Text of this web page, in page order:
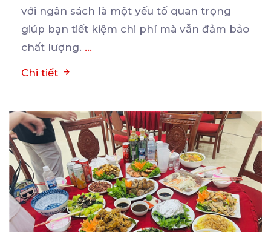
với ngân sách là một yếu tố quan trọng
giúp bạn tiết kiệm chi phí mà vẫn đảm bảo
chất lượng. ...
Chi tiết